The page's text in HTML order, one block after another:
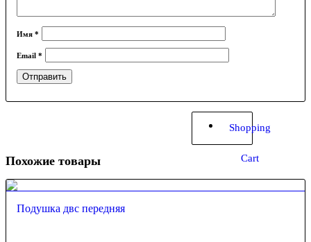
Shopping
Cart
Имя *
Email *
Похожие товары
Подушка двс передняя